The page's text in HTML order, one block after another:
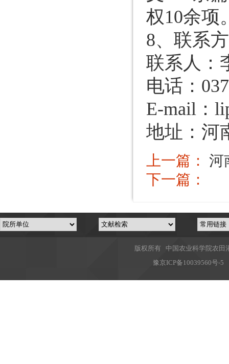
权10余项
8、联系
联系人：
电话：
E-mail：
地址：河
上一篇： 河
下一篇：
版权所有 中国农业科学院农
豫京ICP备10039560号-5